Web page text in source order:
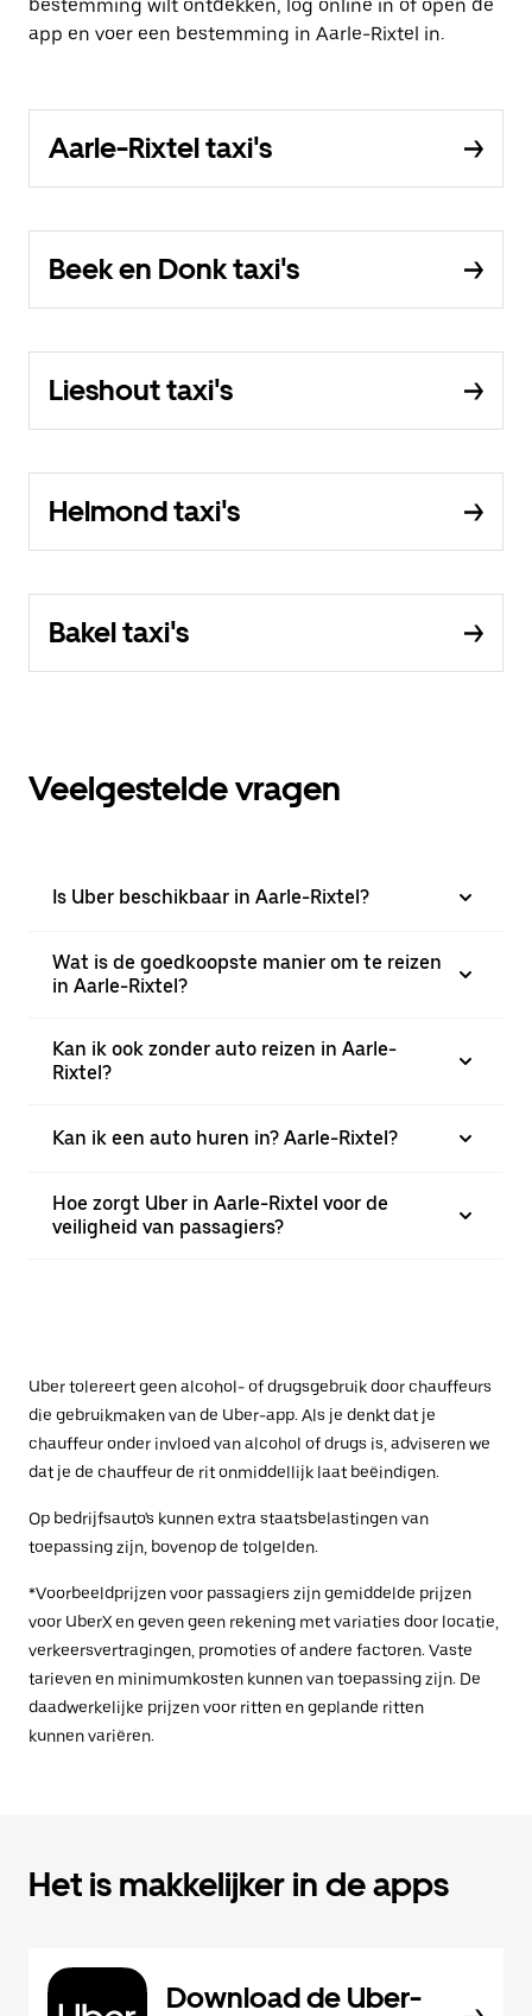
bestemming wilt ontdekken, log online in of open de
app en voer een bestemming in Aarle-Rixtel in.
Aarle-Rixtel taxi's
Beek en Donk taxi's
Lieshout taxi's
Helmond taxi's
Bakel taxi's
Veelgestelde vragen
Is Uber beschikbaar in Aarle-Rixtel?
Wat is de goedkoopste manier om te reizen
in Aarle-Rixtel?
Kan ik ook zonder auto reizen in Aarle-
Rixtel?
Kan ik een auto huren in? Aarle-Rixtel?
Hoe zorgt Uber in Aarle-Rixtel voor de
veiligheid van passagiers?
Uber tolereert geen alcohol- of drugsgebruik door chauffeurs
die gebruikmaken van de Uber-app. Als je denkt dat je
chauffeur onder invloed van alcohol of drugs is, adviseren we
dat je de chauffeur de rit onmiddellijk laat beëindigen.
Op bedrijfsauto's kunnen extra staatsbelastingen van
toepassing zijn, bovenop de tolgelden.
*Voorbeeldprijzen voor passagiers zijn gemiddelde prijzen
voor UberX en geven geen rekening met variaties door locatie,
verkeersvertragingen, promoties of andere factoren. Vaste
tarieven en minimumkosten kunnen van toepassing zijn. De
daadwerkelijke prijzen voor ritten en geplande ritten
kunnen variëren.
Het is makkelijker in de apps
Download de Uber-